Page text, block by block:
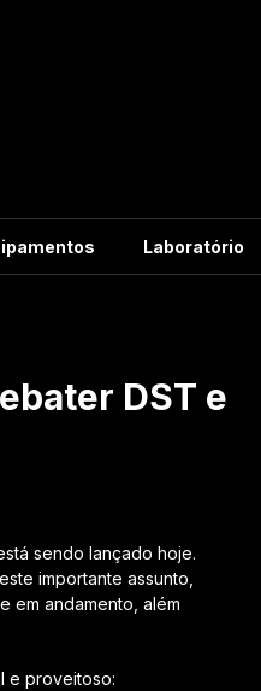
Laboratório
DST e
sendo lançado hoje.
importante assunto,
em andamento, além
e proveitoso: